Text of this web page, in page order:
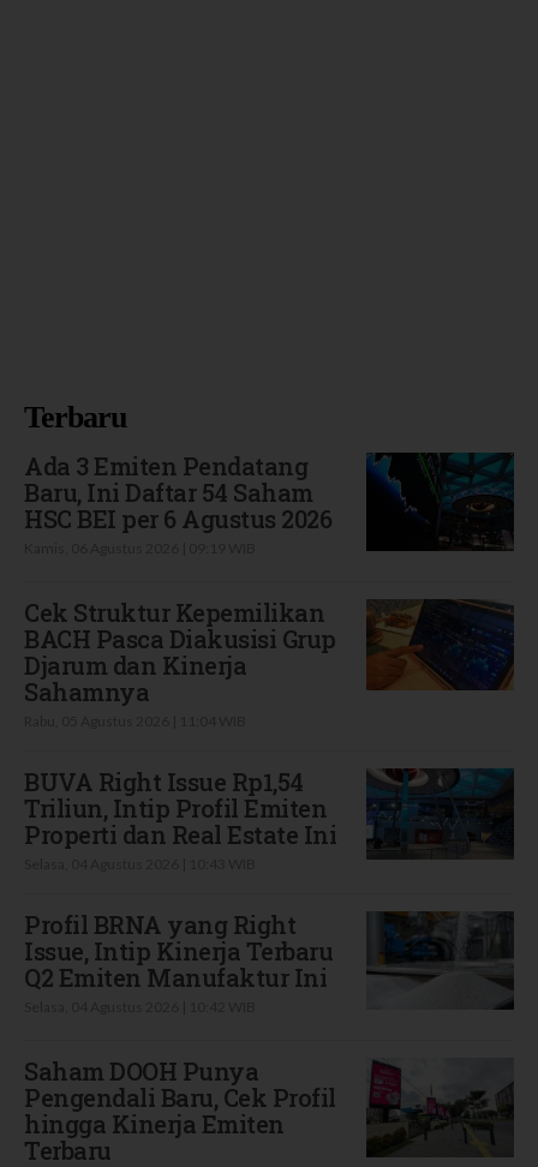
Terbaru
Ada 3 Emiten Pendatang
Baru, Ini Daftar 54 Saham
HSC BEI per 6 Agustus 2026
Cek Struktur Kepemilikan
BACH Pasca Diakusisi Grup
Djarum dan Kinerja
Sahamnya
BUVA Right Issue Rp1,54
Triliun, Intip Profil Emiten
Properti dan Real Estate Ini
Profil BRNA yang Right
Issue, Intip Kinerja Terbaru
Q2 Emiten Manufaktur Ini
Saham DOOH Punya
Pengendali Baru, Cek Profil
hingga Kinerja Emiten
Terbaru